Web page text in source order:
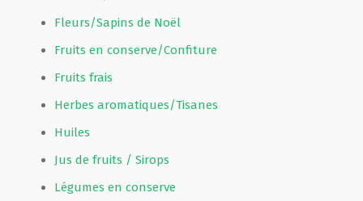
Fleurs/Sapins de Noël
Fruits en conserve/Confiture
Fruits frais
Herbes aromatiques/Tisanes
Huiles
Jus de fruits / Sirops
Légumes en conserve